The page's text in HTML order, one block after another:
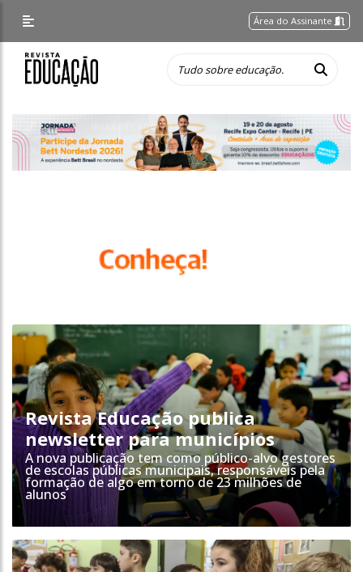
Área do Assinante
Revista Educação publica
newsletter para municípios
A nova publicação tem como público-alvo gestores
de escolas públicas municipais, responsáveis pela
formação de algo em torno de 23 milhões de
alunos